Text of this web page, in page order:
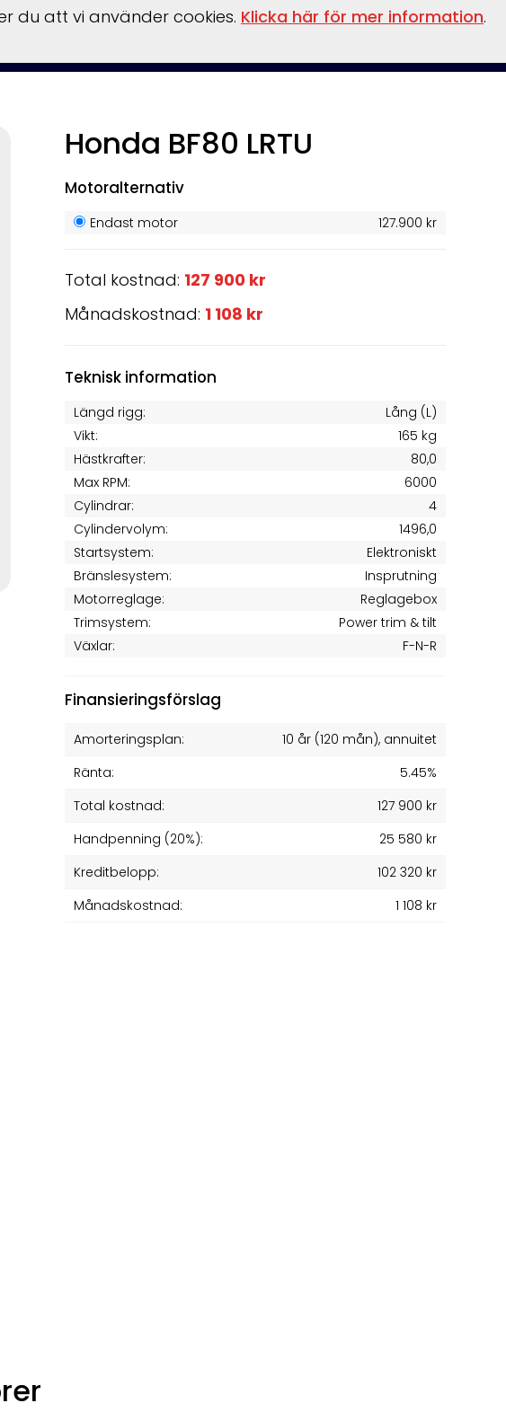
Honda BF80 LRTU
Motoralternativ
Endast motor 127.900 kr
Total kostnad: 127 900 kr
Månadskostnad: 1 108 kr
Teknisk information
Längd rigg:
Lång (L)
Vikt:
165 kg
Hästkrafter:
80,0
Max RPM:
6000
Cylindrar:
4
Cylindervolym:
1496,0
Startsystem:
Elektroniskt
Bränslesystem:
Insprutning
Motorreglage:
Reglagebox
Trimsystem:
Power trim & tilt
Växlar:
F-N-R
Finansieringsförslag
Amorteringsplan: 10 år(120 mån), annuitet
Ränta:
5.45%
Total kostnad:
127 900 kr
Handpenning (20%):
25 580 kr
Kreditbelopp:
102 320 kr
Månadskostnad:
1 108 kr
du att vi använder cookies. Klicka här för mer information.